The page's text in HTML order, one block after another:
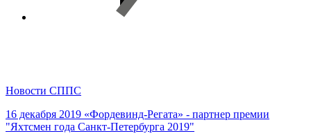
Новости СППС
16 декабря 2019 «Фордевинд-Регата» - партнер премии
"Яхтсмен года Санкт-Петербурга 2019"